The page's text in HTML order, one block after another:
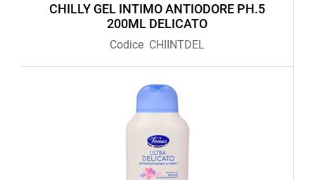
CHILLY GEL INTIMO ANTIODORE PH.5
200ML DELICATO
Codice CHIINTDEL